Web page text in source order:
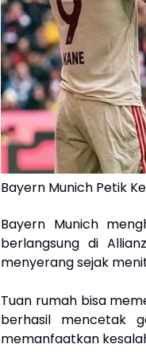
Bayern Munich Petik
Bayern Munich
berlangsung di
menyerang sejak
Tuan rumah bisa
berhasil mencetak
memanfaatkan